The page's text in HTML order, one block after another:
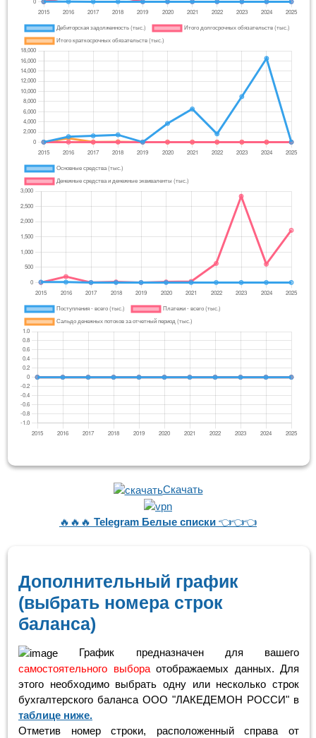
Скачать
🔥🔥🔥 Telegram Белые списки 👈👈👈
Дополнительный график
(выбрать номера строк
баланса)
График предназначен для вашего
самостоятельного выбораотображаемых данных. Для
этого необходимо выбрать одну или несколько строк
бухгалтерского баланса ООО "ЛАКЕДЕМОН РОССИ" в
таблице ниже.
Отметив номер строки, расположенный справа от